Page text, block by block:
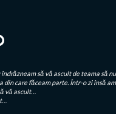
să vă ascult de teama să nu
care făceam parte. Într-o zi însă am
vă ascult…